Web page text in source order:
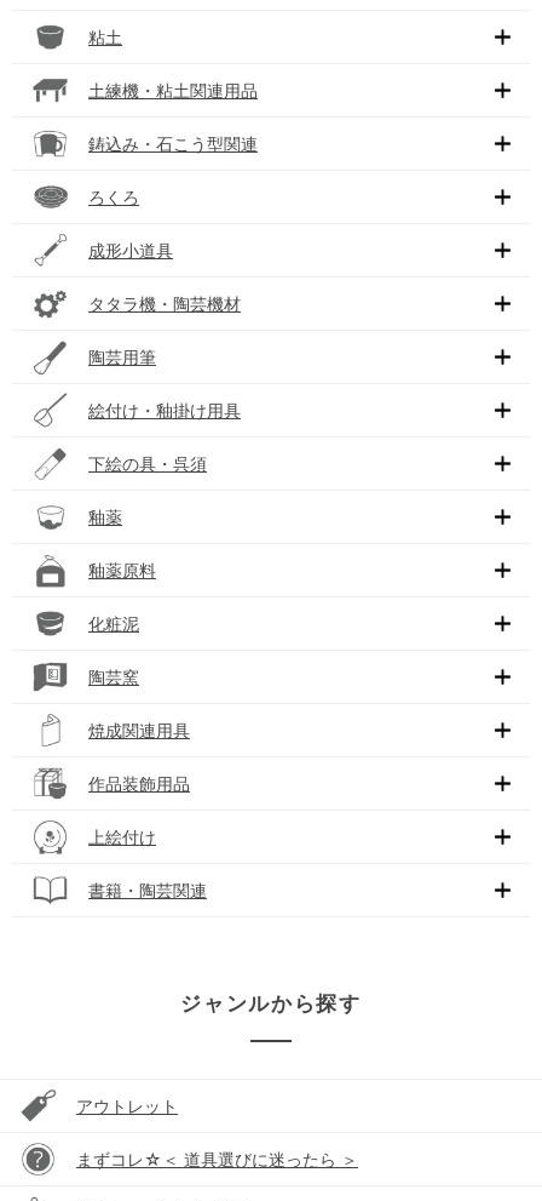
粘土
土練機・粘土関連用品
鋳込み・石こう型関連
ろくろ
成形小道具
タタラ機・陶芸機材
陶芸用筆
絵付け・釉掛け用具
下絵の具・呉須
釉薬
釉薬原料
化粧泥
陶芸窯
焼成関連用具
作品装飾用品
上絵付け
書籍・陶芸関連
ジャンルから探す
アウトレット
まずコレ☆＜ 道具選びに迷ったら ＞